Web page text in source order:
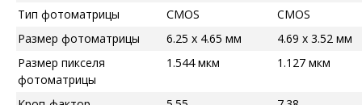
Тип фотоматрицы
CMOS
CMOS
Размер фотоматрицы
6.25 x 4.65 мм
4.69 x 3.52 мм
Размер пикселя
фотоматрицы
1.544 мкм 1.127 мкм